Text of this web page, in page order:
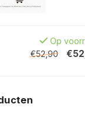
Op
€52,90